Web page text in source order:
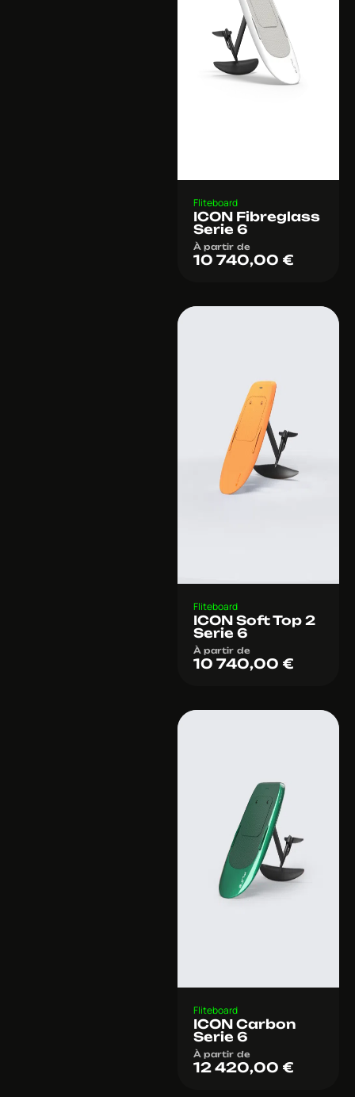
Fliteboard
ICON Fibreglass
Serie 6
À partir de
10 740,00 €
Fliteboard
ICON Soft Top 2
Serie 6
À partir de
10 740,00 €
Fliteboard
ICON Carbon
Serie 6
À partir de
12 420,00 €